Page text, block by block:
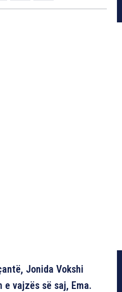
Jonida Vokshi
vajzës së saj, Ema.